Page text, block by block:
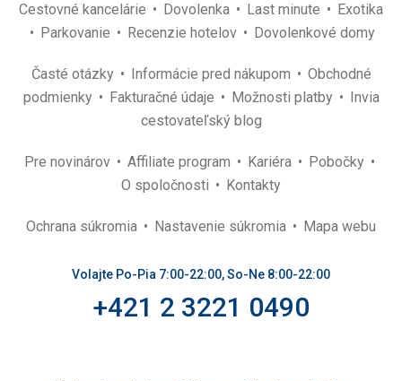
Cestovné kancelárie Dovolenka Last minute
Exotika
Parkovanie
Recenzie hotelov Dovolenkové domy
Časté otázky Informácie pred nákupom
Obchodné
podmienky
Fakturačné údaje Možnosti platby
Invia
cestovateľský blog
Pre novinárov Affiliate program Kariéra
Pobočky
O spoločnosti
Kontakty
Ochrana súkromia Nastavenie súkromia Mapa webu
Volajte Po-Pia 7:00-22:00, So-Ne 8:00-22:00
+421 2 3221 0490